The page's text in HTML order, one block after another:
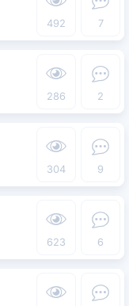
7
492
2
286
9
304
6
623